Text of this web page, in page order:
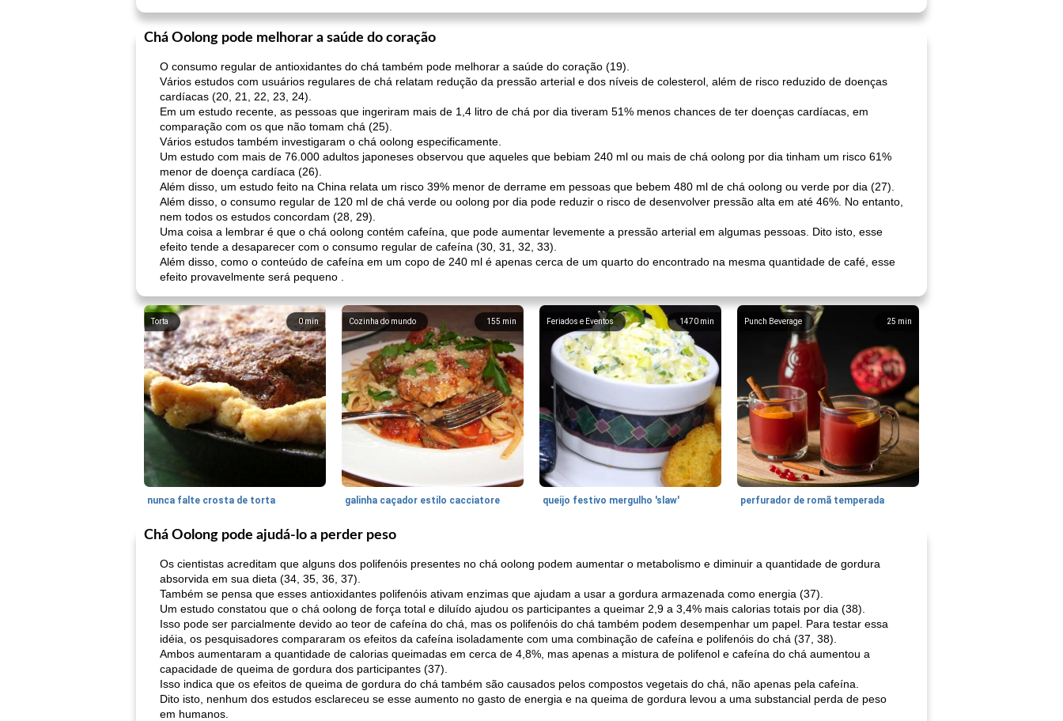
Chá Oolong pode melhorar a saúde do coração
O consumo regular de antioxidantes do chá também pode melhorar a saúde do coração (19).
Vários estudos com usuários regulares de chá relatam redução da pressão arterial e dos níveis de colesterol, além de risco reduzido de doenças
cardíacas (20, 21, 22, 23, 24).
Em um estudo recente, as pessoas que ingeriram mais de 1,4 litro de chá por dia tiveram 51% menos chances de ter doenças cardíacas, em
comparação com os que não tomam chá (25).
Vários estudos também investigaram o chá oolong especificamente.
Um estudo com mais de 76.000 adultos japoneses observou que aqueles que bebiam 240 ml ou mais de chá oolong por dia tinham um risco 61%
menor de doença cardíaca (26).
Além disso, um estudo feito na China relata um risco 39% menor de derrame em pessoas que bebem 480 ml de chá oolong ou verde por dia (27).
Além disso, o consumo regular de 120 ml de chá verde ou oolong por dia pode reduzir o risco de desenvolver pressão alta em até 46%. No entanto,
nem todos os estudos concordam (28, 29).
Uma coisa a lembrar é que o chá oolong contém cafeína, que pode aumentar levemente a pressão arterial em algumas pessoas. Dito isto, esse
efeito tende a desaparecer com o consumo regular de cafeína (30, 31, 32, 33).
Além disso, como o conteúdo de cafeína em um copo de 240 ml é apenas cerca de um quarto do encontrado na mesma quantidade de café, esse
efeito provavelmente será pequeno .
0min
Torta
nunca falte crosta de torta
155 min
Cozinha do mundo
galinha caçador estilo cacciatore
1470 min
Feriados e Eventos
queijo festivo mergulho 'slaw'
25 min
Punch Beverage
perfurador de romã temperada
Chá Oolong pode ajudá-lo a perder peso
Os cientistas acreditam que alguns dos polifenóis presentes no chá oolong podem aumentar o metabolismo e diminuir a quantidade de gordura
absorvida em sua dieta (34, 35, 36, 37).
Também se pensa que esses antioxidantes polifenóis ativam enzimas que ajudam a usar a gordura armazenada como energia (37).
Um estudo constatou que o chá oolong de força total e diluído ajudou os participantes a queimar 2,9 a 3,4% mais calorias totais por dia (38).
Isso pode ser parcialmente devido ao teor de cafeína do chá, mas os polifenóis do chá também podem desempenhar um papel. Para testar essa
idéia, os pesquisadores compararam os efeitos da cafeína isoladamente com uma combinação de cafeína e polifenóis do chá (37, 38).
Ambos aumentaram a quantidade de calorias queimadas em cerca de 4,8%, mas apenas a mistura de polifenol e cafeína do chá aumentou a
capacidade de queima de gordura dos participantes (37).
Isso indica que os efeitos de queima de gordura do chá também são causados ​​pelos compostos vegetais do chá, não apenas pela cafeína.
Dito isto, nenhum dos estudos esclareceu se esse aumento no gasto de energia e na queima de gordura levou a uma substancial perda de peso
em humanos.